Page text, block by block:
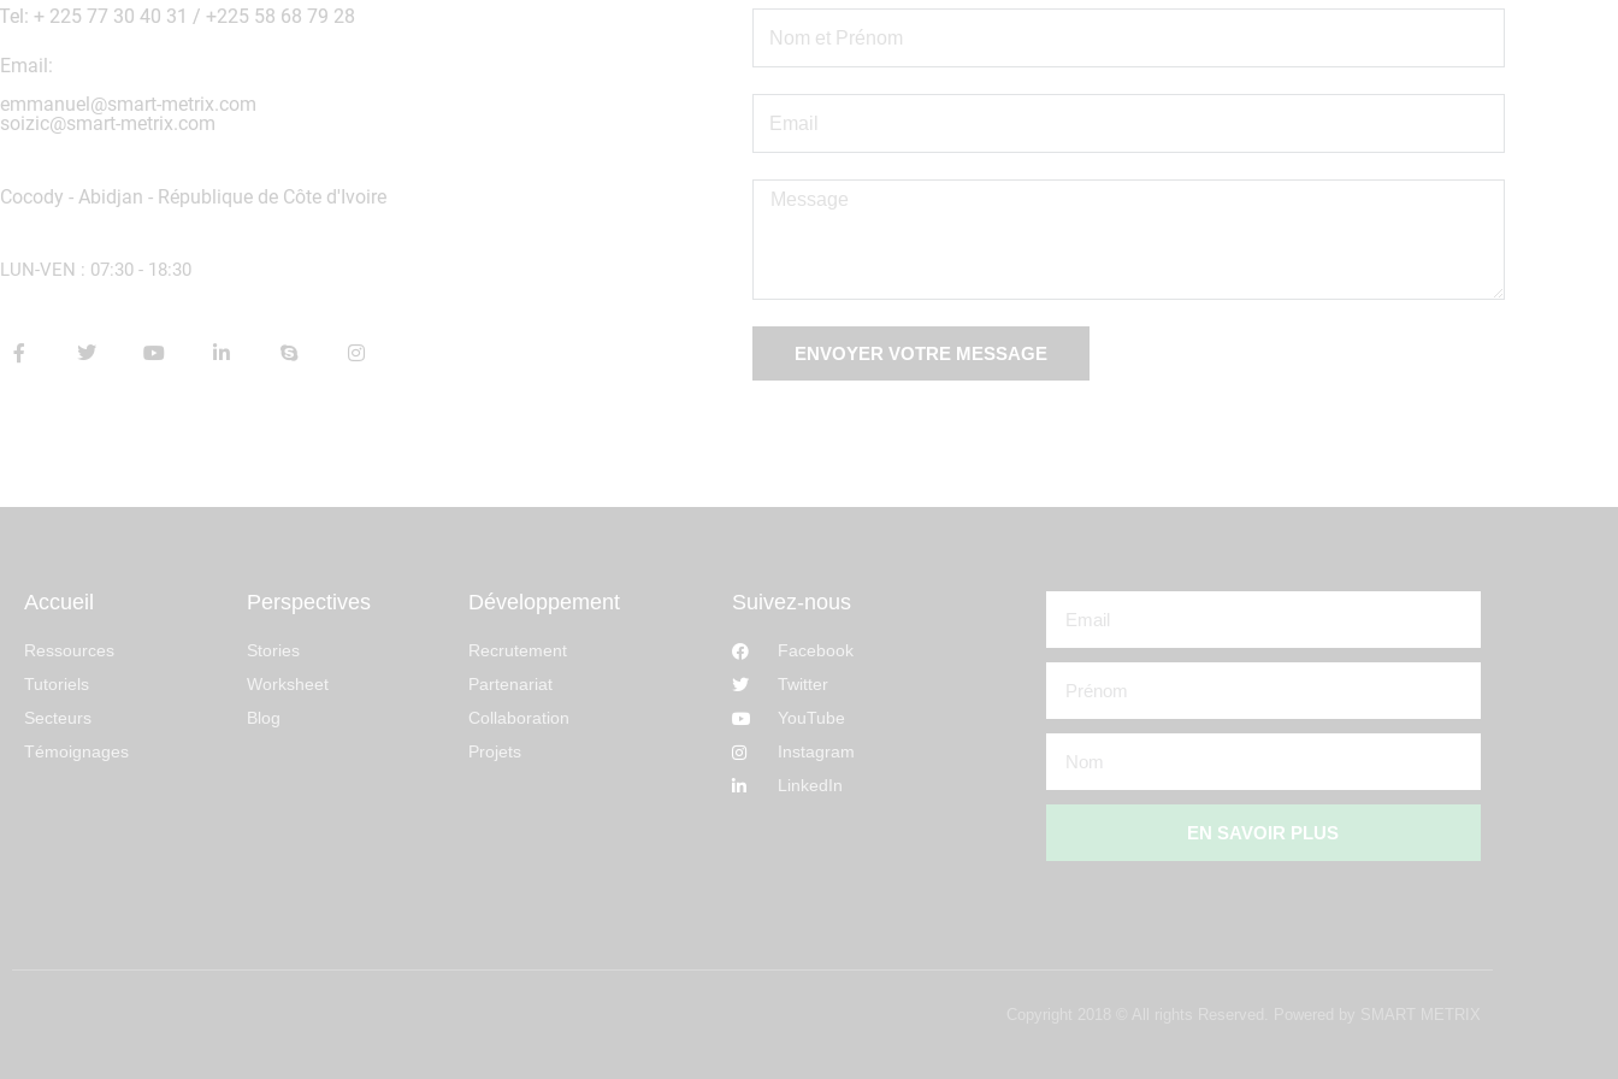
Tel: + 225 77 30 40 31 / +225 58 68 79 28
Email:
emmanuel@smart-metrix.com
soizic@smart-metrix.com
Cocody - Abidjan - République de Côte d'Ivoire
LUN-VEN : 07:30 - 18:30
ENVOYER VOTRE MESSAGE
Accueil
Ressources
Tutoriels
Secteurs
Témoignages
Perspectives
Stories
Worksheet
Blog
Développement
Recrutement
Partenariat
Collaboration
Projets
Suivez-nous
Facebook
Twitter
YouTube
Instagram
LinkedIn
EN SAVOIR PLUS